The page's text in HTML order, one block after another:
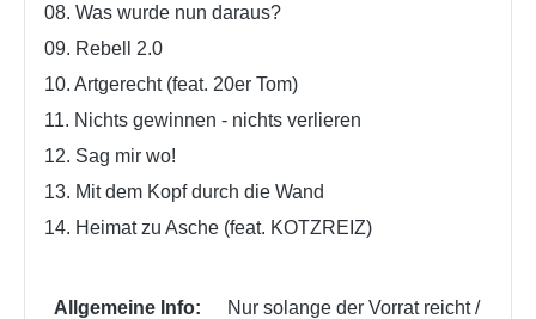
08. Was wurde nun daraus?
09. Rebell 2.0
10. Artgerecht (feat. 20er Tom)
11. Nichts gewinnen - nichts verlieren
12. Sag mir wo!
13. Mit dem Kopf durch die Wand
14. Heimat zu Asche (feat. KOTZREIZ)
Allgemeine Info:
Nur solange der Vorrat reicht /